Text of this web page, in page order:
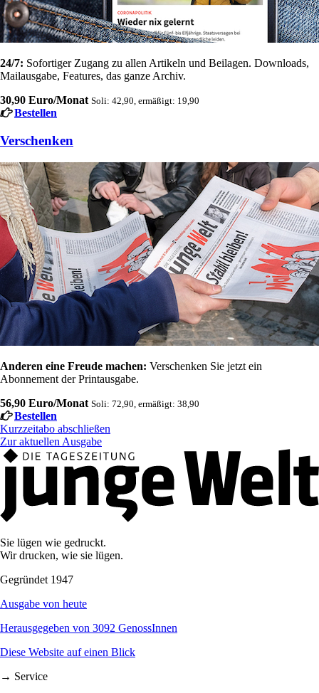
24/7: Sofortiger Zugang zu allen Artikeln und Beilagen. Downloads,
Mailausgabe, Features, das ganze Archiv.
30,90 Euro/Monat Soli: 42,90, ermäßigt: 19,90
Bestellen
Verschenken
Anderen eine Freude machen: Verschenken Sie jetzt ein
Abonnement der Printausgabe.
56,90 Euro/Monat Soli: 72,90, ermäßigt: 38,90
Bestellen
Kurzzeitabo abschließen
Zur aktuellen Ausgabe
Sie lügen wie gedruckt.
Wir drucken, wie sie lügen.
Gegründet 1947
Ausgabe von heute
Herausgegeben von 3092 GenossInnen
Diese Website auf einen Blick
→ Service